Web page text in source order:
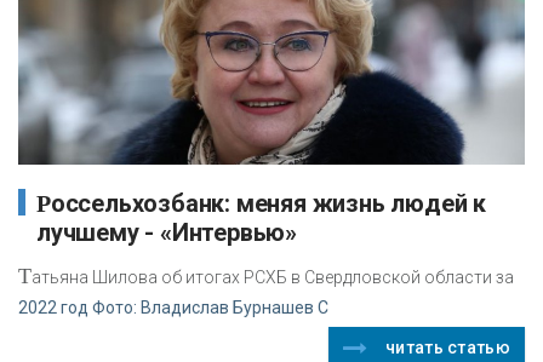
Россельхозбанк: меняя жизнь людей к
лучшему - «Интервью»
Татьяна Шилова об итогах РСХБ в Свердловской области за
2022 год Фото: Владислав Бурнашев С
читать статью